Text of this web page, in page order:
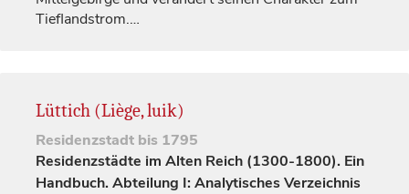
Tieflandstrom.…
Lüttich (Liège, luik)
Residenzstadt bis 1795
Residenzstädte im Alten Reich (1300-1800). Ein
Handbuch. Abteilung I: Analytisches Verzeichnis